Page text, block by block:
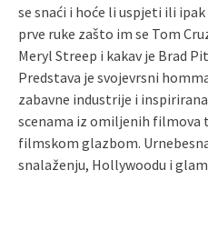
se snaći i hoće li uspjeti ili
prve ruke zašto im se Tom
Meryl Streep i kakav je Brad
Predstava je svojevrsni
zabavne industrije i
scenama iz omiljenih filmova
filmskom glazbom.
snalaženju, Hollywoodu i